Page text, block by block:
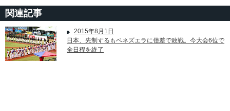
関連記事
2015年8月1日
日本、先制するもベネズエラに僅差で敗戦。今大会6位で
全日程を終了